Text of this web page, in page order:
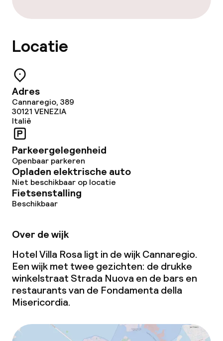
Locatie
Adres
Cannaregio, 389
30121 VENEZIA
Italië
Parkeergelegenheid
Openbaar parkeren
Opladen elektrische auto
Niet beschikbaar op locatie
Fietsenstalling
Beschikbaar
Over de wijk
Hotel Villa Rosa ligt in de wijk Cannaregio.
Een wijk met twee gezichten: de drukke
winkelstraat Strada Nuova en de bars en
restaurants van de Fondamenta della
Misericordia.